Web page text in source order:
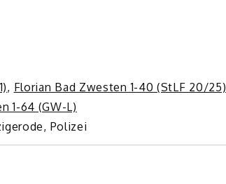
, Florian Bad Zwesten 1-40 (StLF 20/25)
1-64 (GW-L)
Polizei